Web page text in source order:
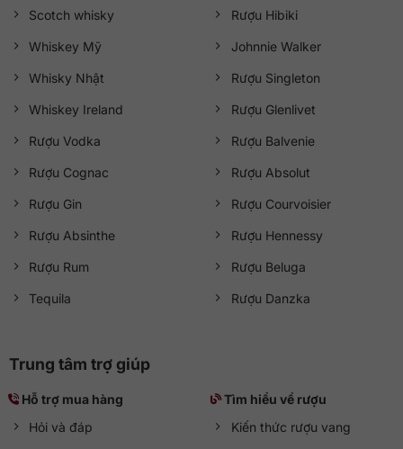
Scotch whisky
Whiskey Mỹ
Whisky Nhật
Whiskey Ireland
Rượu Vodka
Rượu Cognac
Rượu Gin
Rượu Absinthe
Rượu Rum
Tequila
Rượu Hibiki
Johnnie Walker
Rượu Singleton
Rượu Glenlivet
Rượu Balvenie
Rượu Absolut
Rượu Courvoisier
Rượu Hennessy
Rượu Beluga
Rượu Danzka
Trung tâm trợ giúp
Hỗ trợ mua hàng
Hỏi và đáp
Tìm hiểu về rượu
Kiến thức rượu vang